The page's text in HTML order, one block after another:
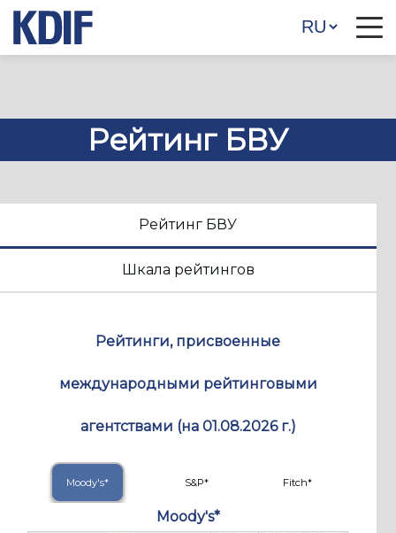
Рейтинг БВУ
Рейтинг БВУ
Шкала рейтингов
Рейтинги, присвоенные
международными рейтинговыми
агентствами (на 01.08.2026 г.)
Moody's* S&P* Fitch*
Moody's*